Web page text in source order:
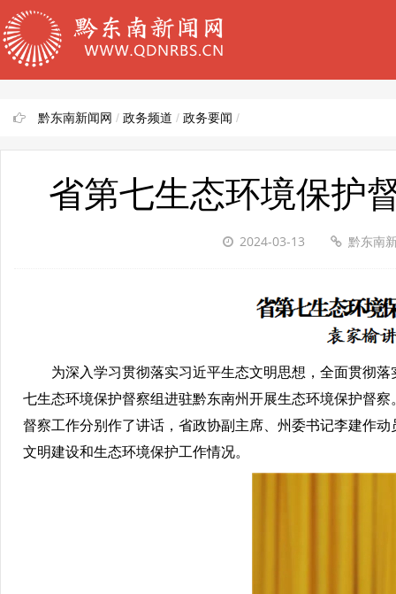
黔东南新闻网 / 政务频道 / 政务要闻 /
省第七生态环境保护
2024-03-13 黔东南
为深入学习贯彻落实习近平生态文明思想，全面贯彻落
七生态环境保护督察组进驻黔东南州开展生态环境保护督
督察工作分别作了讲话，省政协副主席、州委书记李建作
文明建设和生态环境保护工作情况。